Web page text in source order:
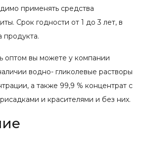
применять средства
Срок годности от 1 до 3 лет, в
продукта.
оптом вы можете у компании
водно- гликолевые растворы
а также 99,9 % концентрат с
и красителями и без них.